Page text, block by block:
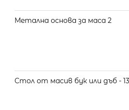
Метална основа за маса 2
Стол от масив бук или дъб -